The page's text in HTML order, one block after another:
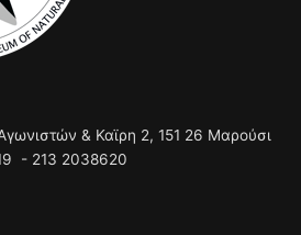
& Καϊρη 2, 151 26 Μαρούσι
- 213 2038620